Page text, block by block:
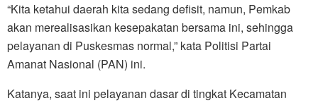
“Kita ketahui daerah kita sedang defisit, namun, Pemkab
akan merealisasikan kesepakatan bersama ini, sehingga
pelayanan di Puskesmas normal,” kata Politisi Partai
Amanat Nasional (PAN) ini.
Katanya, saat ini pelayanan dasar di tingkat Kecamatan